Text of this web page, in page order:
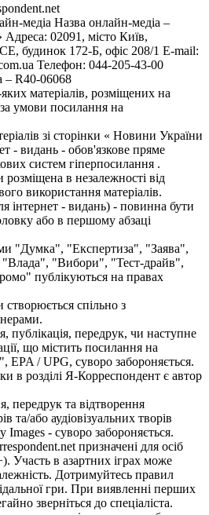
медіа Назва онлайн-медіа –
02091, місто Київ,
172-Б, офіс 208/1 E-mail:
Телефон: 044-205-43-00
– R40-06068
матеріалів, розміщених на
за умови посилання на
зі сторінки « Новини України
- видань - обов'язкове пряме
систем гіперпосилання .
в незалежності від
використання матеріалів.
інтернет - видань) - повинна бути
або в першому абзаці
"Думка", "Експертиза", "Заява",
"Влада", "Вибори", "Тест-драйв",
публікуються на правах
спільно з
публікація, передрук, чи наступне
що містить посилання на
EPA / UPG, суворо забороняється.
в розділі Я-Корреспондент є автор
передрук та відтворення
та/або аудіовізуальних творів
Images - суворо забороняється.
призначені для осіб
Участь в азартних іграх може
Дотримуйтесь правил
гри. При виявленні перших
зверніться до спеціаліста.